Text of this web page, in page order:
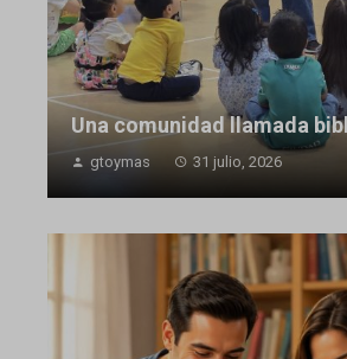
Una comunidad llamada
gtoymas 31 julio, 2026